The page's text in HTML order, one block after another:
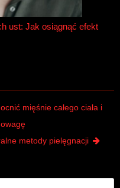
ust: Jak osiągnąć efekt
mięśnie całego ciała i
metody pielęgnacji